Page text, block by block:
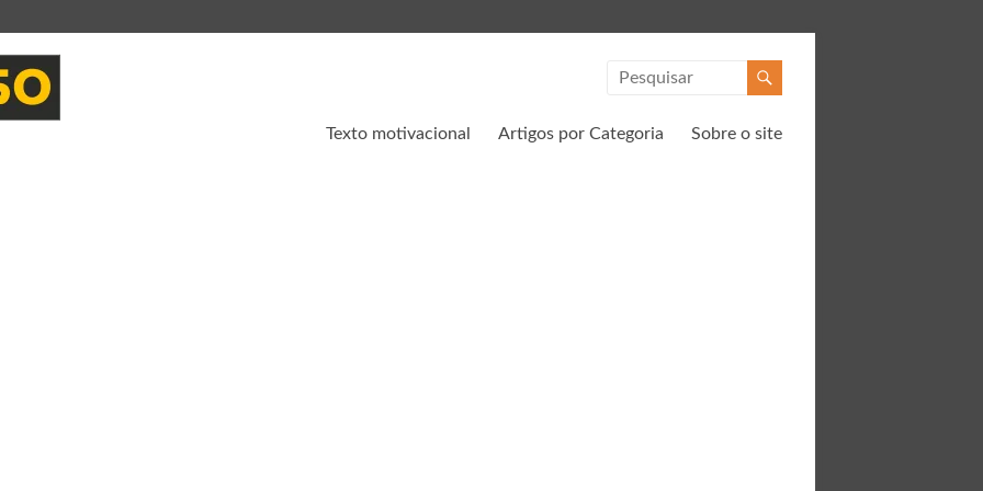
Texto motivacional Artigos por Categoria Sobre o site